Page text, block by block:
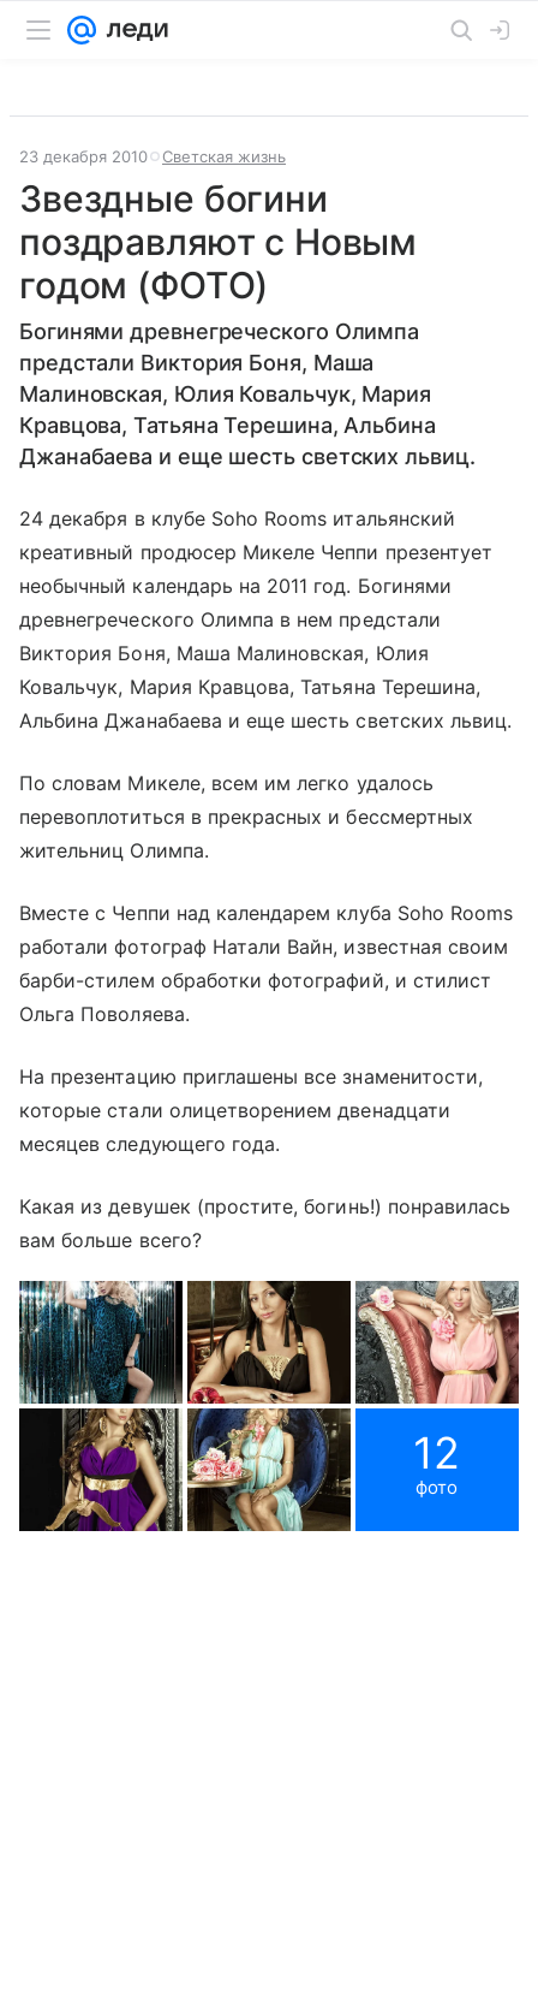
23 декабря 2010 Светская жизнь
Звездные богини
поздравляют с Новым
годом (ФОТО)
Богинями древнегреческого Олимпа
предстали Виктория Боня, Маша
Малиновская, Юлия Ковальчук, Мария
Кравцова, Татьяна Терешина, Альбина
Джанабаева и еще шесть светских львиц.
24 декабря в клубе Soho Rooms итальянский
креативный продюсер Микеле Чеппи презентует
необычный календарь на 2011 год. Богинями
древнегреческого Олимпа в нем предстали
Виктория Боня, Маша Малиновская, Юлия
Ковальчук, Мария Кравцова, Татьяна Терешина,
Альбина Джанабаева и еще шесть светских львиц.
По словам Микеле, всем им легко удалось
перевоплотиться в прекрасных и бессмертных
жительниц Олимпа.
Вместе с Чеппи над календарем клуба Soho Rooms
работали фотограф Натали Вайн, известная своим
барби-стилем обработки фотографий, и стилист
Ольга Поволяева.
На презентацию приглашены все знаменитости,
которые стали олицетворением двенадцати
месяцев следующего года.
Какая из девушек (простите, богинь!) понравилась
вам больше всего?
12
фото